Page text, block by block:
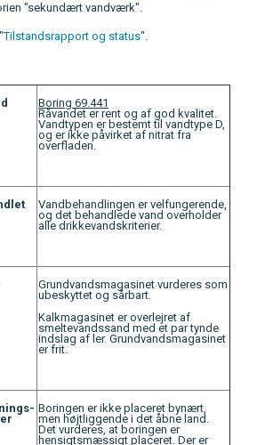
"sekundært vandværk".
Tilstandsrapport og status".
Boring 69.441
Råvandet er rent og af god kvalitet.
Vandtypen er bestemt til vandtype D,
og er ikke påvirket af nitrat fra
overfladen.
Vandbehandlingen er velfungerende,
og det behandlede vand overholder
alle drikkevandskriterier.
Grundvandsmagasinet vurderes som
ubeskyttet og sårbart.
Kalkmagasinet er overlejret af
smeltevandssand med et par tynde
indslag af ler. Grundvandsmagasinet
er frit.
Boringen er ikke placeret bynært,
men højtliggende i det åbne land.
Det vurderes, at boringen er
hensigtsmæssigt placeret. Der er